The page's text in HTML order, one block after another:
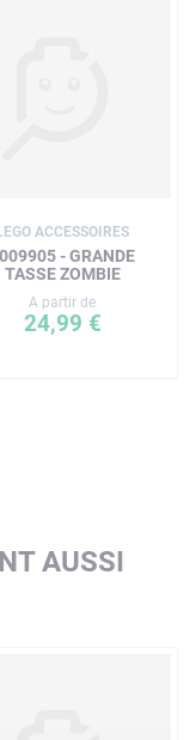
ACCESSOIRES
- GRANDE
TASSE ZOMBIE
A partir de
24,99 €
AUSSI